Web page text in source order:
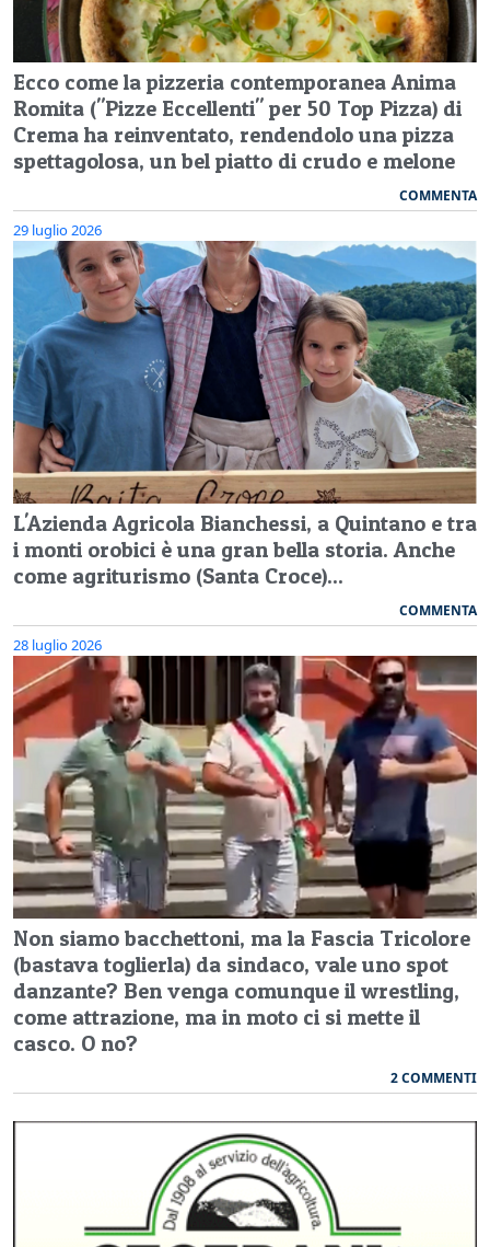
Ecco come la pizzeria contemporanea Anima
Romita ("Pizze Eccellenti" per 50 Top Pizza) di
Crema ha reinventato, rendendolo una pizza
spettagolosa, un bel piatto di crudo e melone
COMMENTA
29 luglio 2026
L'Azienda Agricola Bianchessi, a Quintano e tra
i monti orobici è una gran bella storia. Anche
come agriturismo (Santa Croce)...
COMMENTA
28 luglio 2026
Non siamo bacchettoni, ma la Fascia Tricolore
(bastava toglierla) da sindaco, vale uno spot
danzante? Ben venga comunque il wrestling,
come attrazione, ma in moto ci si mette il
casco. O no?
2 COMMENTI